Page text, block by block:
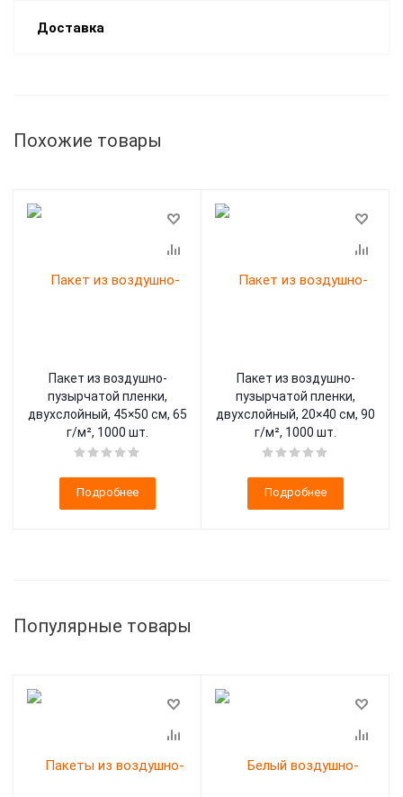
Доставка
Похожие товары
Пакет из воздушно-
пузырчатой пленки,
двухслойный, 45×50 см, 65
г/м², 1000 шт.
Подробнее
Пакет из воздушно-
пузырчатой пленки,
двухслойный, 20×40 см, 90
г/м², 1000 шт.
Подробнее
Популярные товары